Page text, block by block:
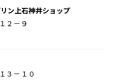
ン上石神井ショップ
２－９
３－１０